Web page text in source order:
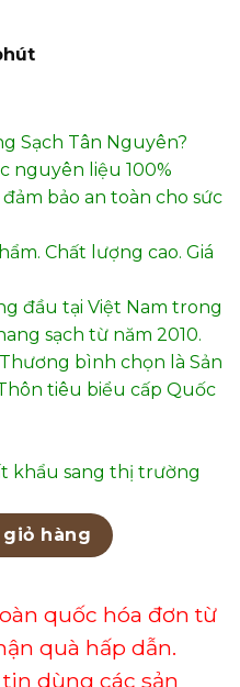
Sạch Tân Nguyên?
nguyên liệu 100%
bảo an toàn cho sức
Chất lượng cao. Giá
đầu tại Việt Nam trong
sạch từ năm 2010.
bình chọn là Sản
tiêu biểu cấp Quốc
khẩu sang thị trường
CẤP - TT45C2PK (KHÔNG
hàng
quốc hóa đơn từ
quà hấp dẫn.
dùng các sản